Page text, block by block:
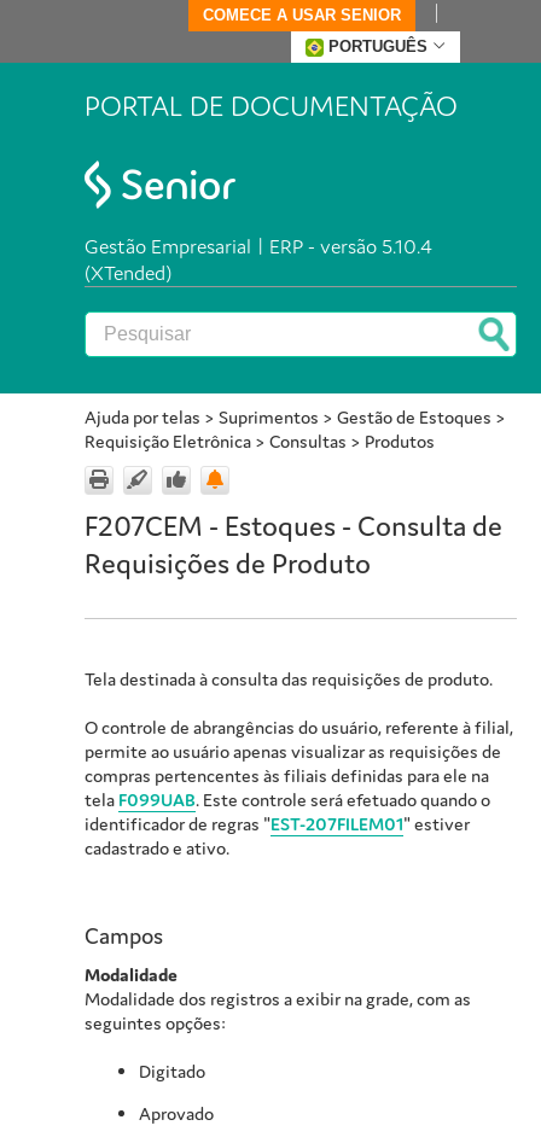
COMECE A USAR SENIOR
PORTUGUÊS
PORTAL DE DOCUMENTAÇÃO
Gestão Empresarial | ERP - versão 5.10.4
(XTended)
Ajuda por telas > Suprimentos > Gestão de Estoques >
Requisição Eletrônica > Consultas > Produtos
F207CEM - Estoques - Consulta de
Requisições de Produto
Tela destinada à consulta das requisições de produto.
O controle de abrangências do usuário, referente à filial,
permite ao usuário apenas visualizar as requisições de
compras pertencentes às filiais definidas para ele na
tela F099UAB. Este controle será efetuado quando o
identificador de regras "EST-207FILEM01" estiver
cadastrado e ativo.
Campos
Modalidade
Modalidade dos registros a exibir na grade, com as
seguintes opções:
Digitado
Aprovado